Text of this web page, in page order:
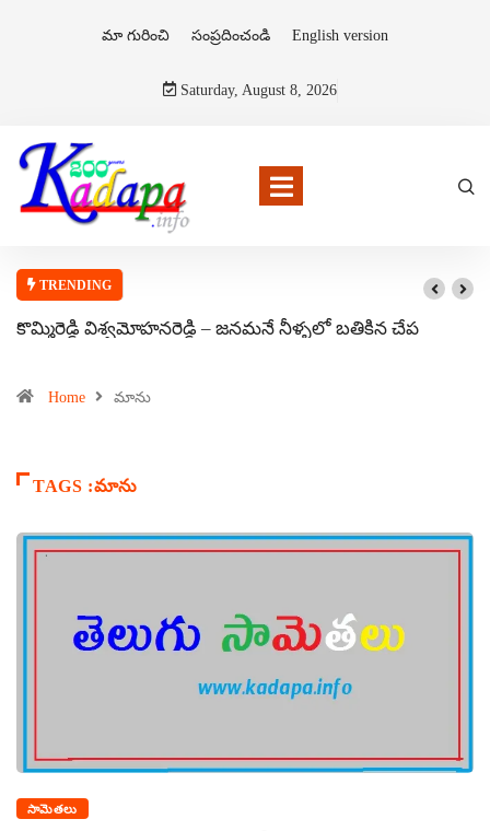
మా గురించి సంప్రదించండి English version
Saturday, August 8, 2026
TRENDING
కొమ్మిరెడ్డి విశ్వమోహనరెడ్డి – జనమనే నీళ్ళలో బతికిన చేప
Home మాను
TAGS :మాను
సామెతలు